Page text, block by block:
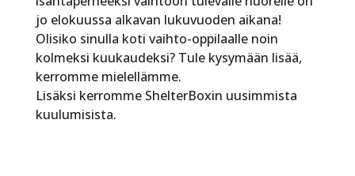
jo elokuussa alkavan lukuvuoden aikana!
Olisiko sinulla koti vaihto-oppilaalle noin
kolmeksi kuukaudeksi? Tule kysymään lisää,
kerromme mielellämme.
Lisäksi kerromme ShelterBoxin uusimmista
kuulumisista.